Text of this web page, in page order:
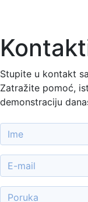
Stupite u kontakt
Zatražite pomoć,
demonstraciju